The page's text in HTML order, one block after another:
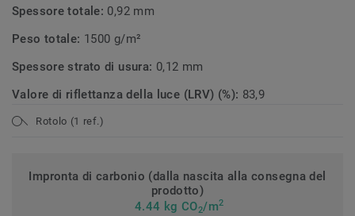
Spessore totale: 0,92 mm
Peso totale: 1500 g/m²
Spessore strato di usura: 0,12 mm
Valore di riflettanza della luce (LRV) (%): 83,9
Rotolo (1 ref.)
Impronta di carbonio (dalla nascita alla consegna del
prodotto)
4.44 kg CO2/m2